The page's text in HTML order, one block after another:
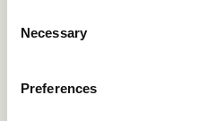
Selection
Necessary
Preferences